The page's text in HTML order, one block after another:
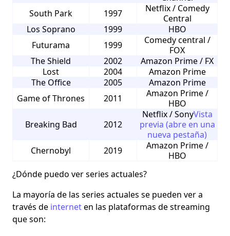
South Park
1997
Netflix / Comedy
Central
Los Soprano
1999
HBO
Futurama
1999
Comedy central /
FOX
The Shield
2002
Amazon Prime / FX
Lost
2004
Amazon Prime
The Office
2005
Amazon Prime
Game of Thrones
2011
Amazon Prime /
HBO
Breaking Bad
2012
Netflix / SonyVista
previa (abre en una
nueva pestaña)
Chernobyl
2019
Amazon Prime /
HBO
¿Dónde puedo ver series actuales?
La mayoría de las series actuales se pueden ver a
través de interneten las plataformas de streaming
que son: